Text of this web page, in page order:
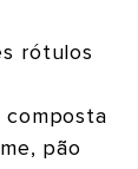
rótulos
composta
pão